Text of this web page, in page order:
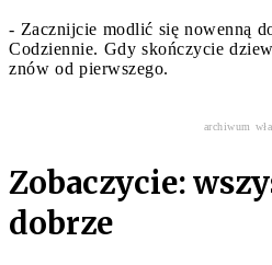
- Zacznijcie modlić się nowenną
Codziennie. Gdy skończycie
znów od pierwszego.
archiwum
Zobaczycie:
dobrze